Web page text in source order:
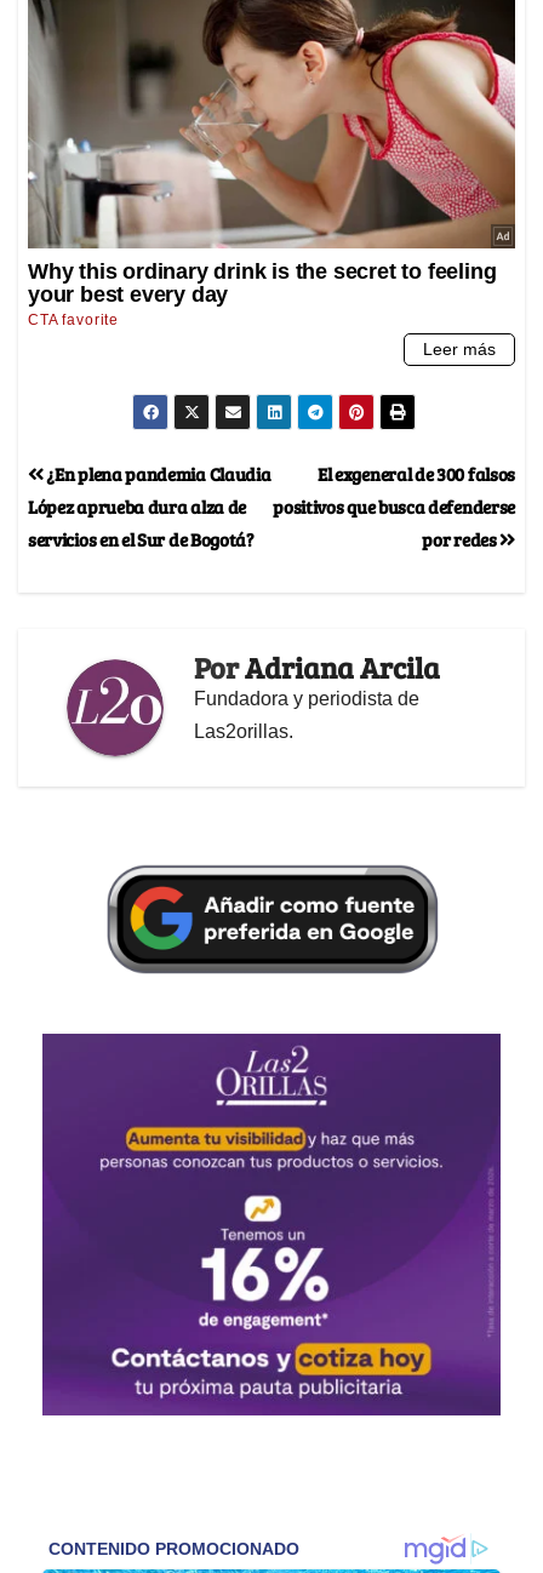
El exgeneral de 300 falsos
positivos que busca defenderse
por redes
¿En plena pandemia Claudia
López aprueba dura alza de
servicios en el Sur de Bogotá?
PorAdriana Arcila
Fundadora y periodista de
Las2orillas.